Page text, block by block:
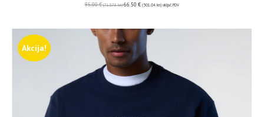
95.00€ (715.78 kn) 66.50 € (501.04 kn) uključ. PDV
Akcija!